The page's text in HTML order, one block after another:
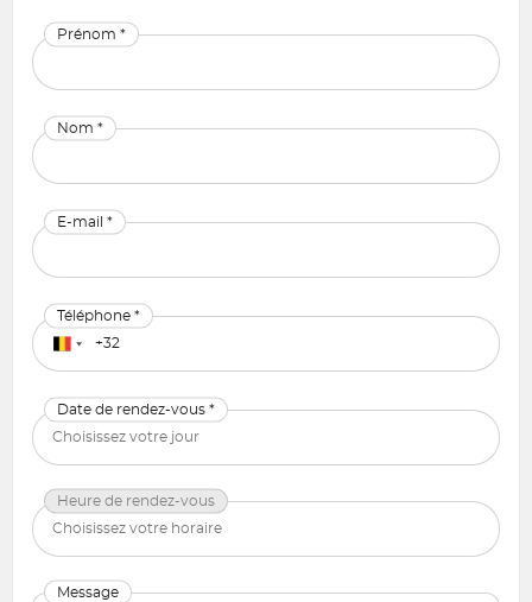
Prénom *
Nom *
E-mail *
Téléphone *
Date de rendez-vous *
Heure de rendez-vous
Message